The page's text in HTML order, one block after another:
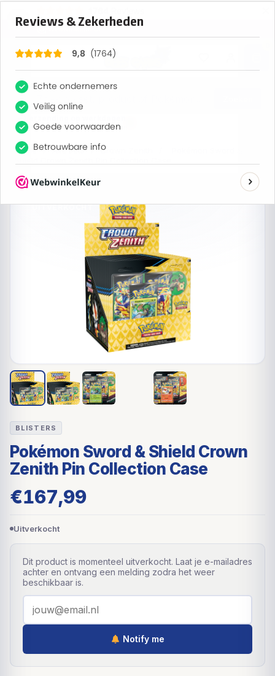
9,8
Bestel nu, maandag verzonden
Home / Alle sets / Crown Zenith
UITVERKOCHT
BLISTERS
Pokémon Sword & Shield Crown
Zenith Pin Collection Case
€167,99
Uitverkocht
Dit product is momenteel uitverkocht. Laat je e-mailadres
achter en ontvang een melding zodra het weer
beschikbaar is.
Notify me